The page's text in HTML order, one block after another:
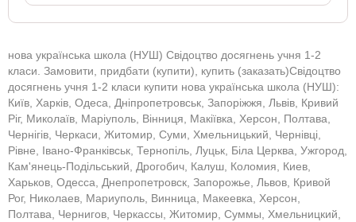
нова українська школа (НУШ) Свідоцтво досягнень учня 1-2
класи. Замовити, придбати (купити), купить (заказать)Свідоцтво
досягнень учня 1-2 класи купити нова українська школа (НУШ):
Київ, Харків, Одеса, Дніпропетровськ, Запоріжжя, Львів, Кривий
Ріг, Миколаїв, Маріуполь, Вінниця, Макіївка, Херсон, Полтава,
Чернігів, Черкаси, Житомир, Суми, Хмельницький, Чернівці,
Рівне, Івано-Франківськ, Тернопіль, Луцьк, Біла Церква, Ужгород,
Кам'янець-Подільський, Дрогобич, Калуш, Коломия, Киев,
Харьков, Одесса, Днепропетровск, Запорожье, Львов, Кривой
Рог, Николаев, Мариуполь, Винница, Макеевка, Херсон,
Полтава, Чернигов, Черкассы, Житомир, Суммы, Хмельницкий,